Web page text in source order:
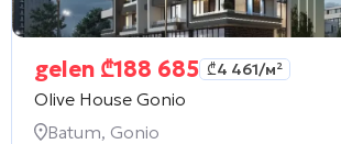
gelen ₾188 685 ₾4 461/м²
Olive House Gonio
Batum, Gonio